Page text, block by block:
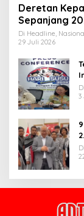
Deretan
Sepanjang
Widiyantoro
Di Headline,
29 Juli 2026
3